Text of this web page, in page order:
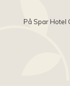
På Spar Hotel